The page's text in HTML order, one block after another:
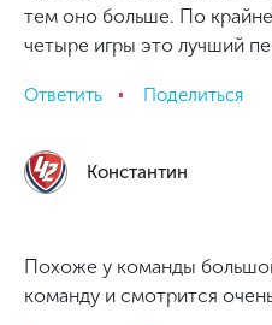
тем оно больше. По
четыре игры это лучший
Ответить Поделиться
Константин
Похоже у команды
команду и смотрится